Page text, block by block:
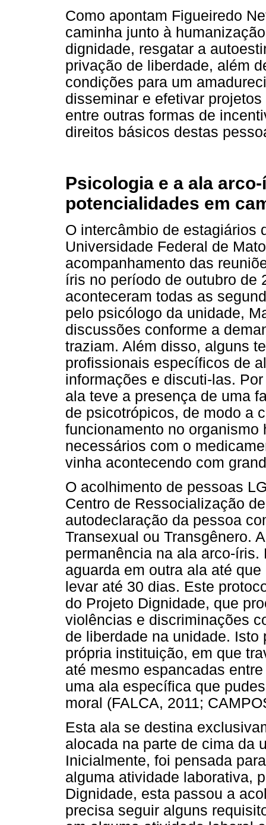
Como apontam Figueiredo
caminha junto à
dignidade, resgatar a
privação de liberdade, além
condições para um
disseminar e efetivar
entre outras formas de
direitos básicos destas
Psicologia e a ala
potencialidades em
O intercâmbio de estagiários
Universidade Federal de
acompanhamento das
íris no período de outubro de
aconteceram todas as
pelo psicólogo da unidade,
discussões conforme a
traziam. Além disso, alguns
profissionais específicos de
informações e discuti-las.
ala teve a presença de uma
de psicotrópicos, de modo a
funcionamento no
necessários com o
vinha acontecendo com
O acolhimento de pessoas
Centro de Ressocialização
autodeclaração da pessoa
Transexual ou Transgênero.
permanência na ala arco-
aguarda em outra ala até
levar até 30 dias. Este
do Projeto Dignidade, que
violências e discriminações
de liberdade na unidade.
própria instituição, em que
até mesmo espancadas
uma ala específica que
moral (FALCA, 2011;
Esta ala se destina
alocada na parte de cima da
Inicialmente, foi pensada
alguma atividade laborativa,
Dignidade, esta passou a
precisa seguir alguns